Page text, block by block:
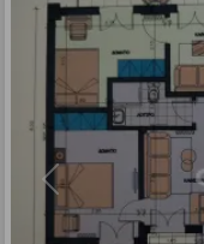
Previous